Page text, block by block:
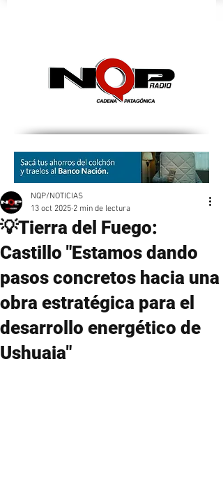
💡Tierra del Fuego:
Castillo "Estamos dando
pasos concretos hacia una
obra estratégica para el
desarrollo energético de
Ushuaia"
NQP/NOTICIAS
13 oct 2025 2 min de lectura